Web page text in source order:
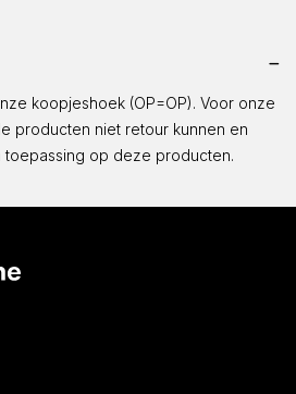
koopjeshoek (OP=OP). Voor onze
producten niet retour kunnen en
toepassing op deze producten.